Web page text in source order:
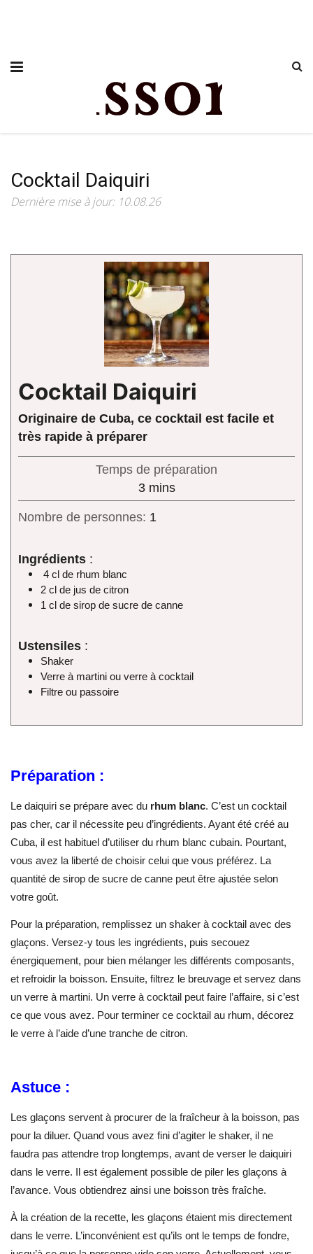
Cocktail Daiquiri
Dernière mise à jour: 10.08.26
Cocktail Daiquiri
Originaire de Cuba, ce cocktail est facile et
très rapide à préparer
Temps de préparation
3minutes
mins
Nombre de personnes: 1
Ingrédients :
4 cl de rhum blanc
2 cl de jus de citron
1 cl de sirop de sucre de canne
Ustensiles :
Shaker
Verre à martini ou verre à cocktail
Filtre ou passoire
Préparation :
Le daiquiri se prépare avec du rhum blanc. C’est un cocktail
pas cher, car il nécessite peu d’ingrédients. Ayant été créé au
Cuba, il est habituel d’utiliser du rhum blanc cubain. Pourtant,
vous avez la liberté de choisir celui que vous préférez. La
quantité de sirop de sucre de canne peut être ajustée selon
votre goût.
Pour la préparation, remplissez un shaker à cocktail avec des
glaçons. Versez-y tous les ingrédients, puis secouez
énergiquement, pour bien mélanger les différents composants,
et refroidir la boisson. Ensuite, filtrez le breuvage et servez dans
un verre à martini. Un verre à cocktail peut faire l’affaire, si c’est
ce que vous avez. Pour terminer ce cocktail au rhum, décorez
le verre à l’aide d’une tranche de citron.
Astuce :
Les glaçons servent à procurer de la fraîcheur à la boisson, pas
pour la diluer. Quand vous avez fini d’agiter le shaker, il ne
faudra pas attendre trop longtemps, avant de verser le daiquiri
dans le verre. Il est également possible de piler les glaçons à
l’avance. Vous obtiendrez ainsi une boisson très fraîche.
À la création de la recette, les glaçons étaient mis directement
dans le verre. L’inconvénient est qu’ils ont le temps de fondre,